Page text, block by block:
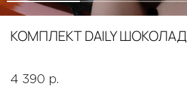
КОМПЛЕКТ DAILY ШОКОЛАД
4 390 р.